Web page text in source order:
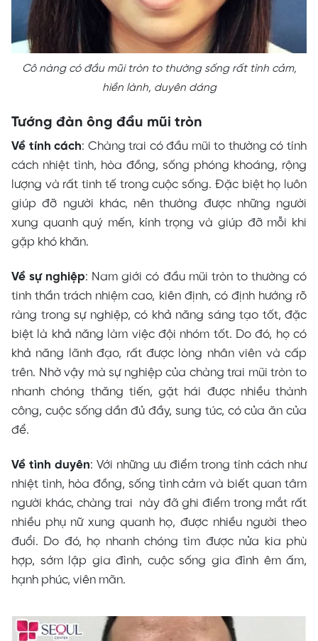
Cô nàng có đầu mũi tròn to thường sống rất tình cảm,
hiền lành, duyên dáng
Tướng đàn ông đầu mũi tròn
Về tính cách: Chàng trai có đầu mũi to thường có tính
cách nhiệt tình, hòa đồng, sống phóng khoáng, rộng
lượng và rất tinh tế trong cuộc sống. Đặc biệt họ luôn
giúp đỡ người khác, nên thường được những người
xung quanh quý mến, kính trọng và giúp đỡ mỗi khi
gặp khó khăn.
Về sự nghiệp: Nam giới có đầu mũi tròn to thường có
tinh thần trách nhiệm cao, kiên định, có định hướng rõ
ràng trong sự nghiệp, có khả năng sáng tạo tốt, đặc
biệt là khả năng làm việc đội nhóm tốt. Do đó, họ có
khả năng lãnh đạo, rất được lòng nhân viên và cấp
trên. Nhờ vậy mà sự nghiệp của chàng trai mũi tròn to
nhanh chóng thăng tiến, gặt hái được nhiều thành
công, cuộc sống dần đủ đầy, sung túc, có của ăn của
để.
Về tình duyên: Với những ưu điểm trong tính cách như
nhiệt tình, hòa đồng, sống tình cảm và biết quan tâm
người khác, chàng trai này đã ghi điểm trong mắt rất
nhiều phụ nữ xung quanh họ, được nhiều người theo
đuổi. Do đó, họ nhanh chóng tìm được nửa kia phù
hợp, sớm lập gia đình, cuộc sống gia đình êm ấm,
hạnh phúc, viên mãn.